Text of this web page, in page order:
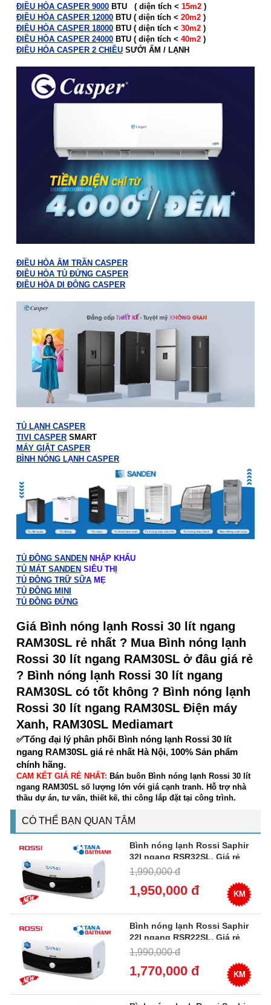
ĐIỀU HÒA CASPER 9000 BTU ( diện tích < 15m2 )
ĐIỀU HÒA CASPER 12000 BTU ( diện tích < 20m2 )
ĐIỀU HÒA CASPER 18000 BTU ( diện tích < 30m2 )
ĐIỀU HÒA CASPER 24000 BTU ( diện tích < 40m2 )
ĐIỀU HÒA CASPER 2 CHIỀU SƯỞI ẤM / LẠNH
ĐIỀU HÒA ÂM TRẦN CASPER
ĐIỀU HÒA TỦ ĐỨNG CASPER
ĐIỀU HÒA DI ĐỘNG CASPER
TỦ LẠNH CASPER
TIVI CASPER SMART
MÁY GIẶT CASPER
BÌNH NÓNG LẠNH CASPER
TỦ ĐÔNG SANDEN NHẬP KHẨU
TỦ MÁT SANDEN SIÊU THỊ
TỦ ĐÔNG TRỮ SỮA MẸ
TỦ ĐÔNG MINI
TỦ ĐÔNG ĐỨNG
Giá Bình nóng lạnh Rossi 30 lít ngang
RAM30SL rẻ nhất ? Mua Bình nóng lạnh
Rossi 30 lít ngang RAM30SL ở đâu giá rẻ
? Bình nóng lạnh Rossi 30 lít ngang
RAM30SL có tốt không ? Bình nóng lạnh
Rossi 30 lít ngang RAM30SL Điện máy
Xanh, RAM30SL Mediamart
✅Tổng đại lý phân phối Bình nóng lạnh Rossi 30 lít
ngang RAM30SL giá rẻ nhất Hà Nội, 100% Sản phẩm
chính hãng.
CAM KẾT GIÁ RẺ NHẤT: Bán buôn Bình nóng lạnh Rossi 30 lít
ngang RAM30SL số lượng lớn với giá cạnh tranh. Hỗ trợ nhà
thầu dự án, tư vấn, thiết kế, thi công lắp đặt tại công trình.
CÓ THỂ BẠN QUAN TÂM
Bình nóng lạnh Rossi Saphir
32l ngang RSR32SL, Giá rẻ
1,990,000 đ
1,950,000 đ KM
Bình nóng lạnh Rossi Saphir
22l ngang RSR22SL, Giá rẻ
1,990,000 đ
1,770,000 đ KM